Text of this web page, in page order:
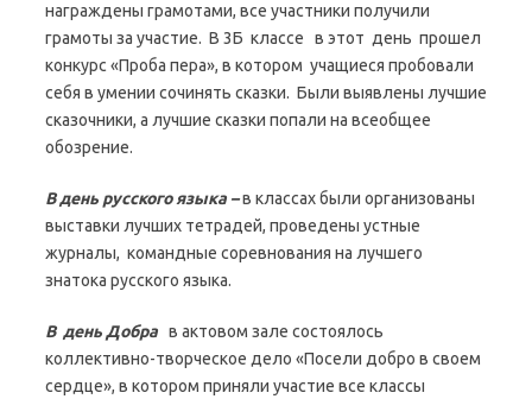
награждены грамотами, все участники получили
грамоты за участие. В 3Б классе в этот день прошел
конкурс «Проба пера», в котором учащиеся пробовали
себя в умении сочинять сказки. Были выявлены лучшие
сказочники, а лучшие сказки попали на всеобщее
обозрение.
В день русского языка –в классах были организованы
выставки лучших тетрадей, проведены устные
журналы, командные соревнования на лучшего
знатока русского языка.
В день Добра в актовом зале состоялось
коллективно-творческое дело «Посели добро в своем
сердце», в котором приняли участие все классы